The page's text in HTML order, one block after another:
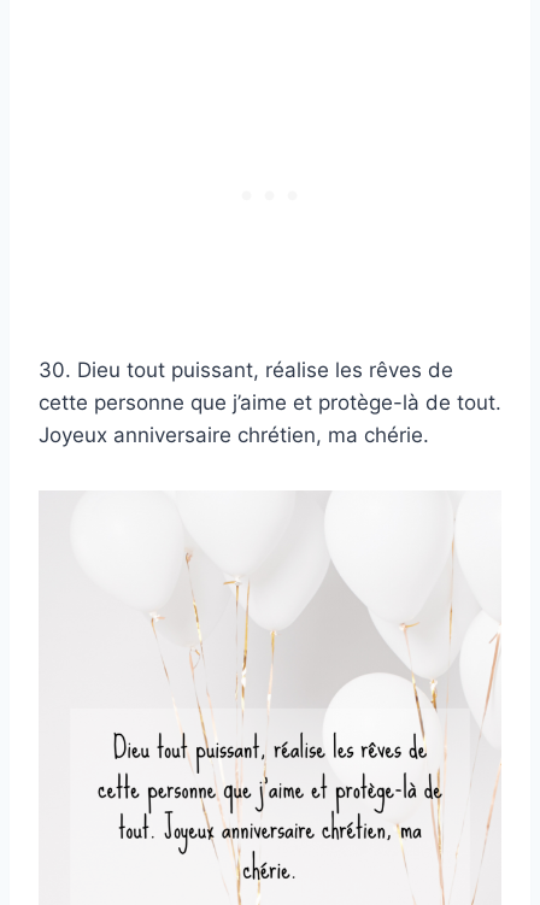
30. Dieu tout puissant, réalise les rêves de
cette personne que j’aime et protège-là de tout.
Joyeux anniversaire chrétien, ma chérie.